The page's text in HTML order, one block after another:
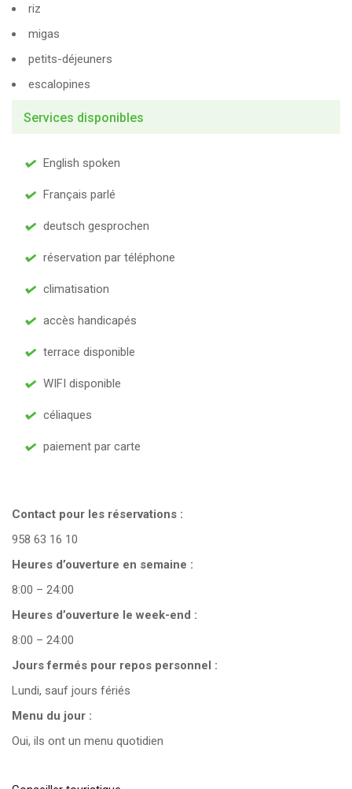
riz
migas
petits-déjeuners
escalopines
Services disponibles
English spoken
Français parlé
deutsch gesprochen
réservation par téléphone
climatisation
accès handicapés
terrace disponible
WIFI disponible
céliaques
paiement par carte
Contact pour les réservations :
958 63 16 10
Heures d’ouverture en semaine :
8:00 – 24:00
Heures d’ouverture le week-end :
8:00 – 24:00
Jours fermés pour repos personnel :
Lundi, sauf jours fériés
Menu du jour :
Oui, ils ont un menu quotidien